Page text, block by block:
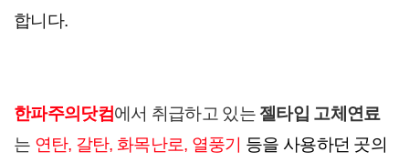
합니다.
한파주의닷컴에서 취급하고 있는 젤타입 고체연료
는 연탄, 갈탄, 화목난로, 열풍기
등을 사용하던 곳의